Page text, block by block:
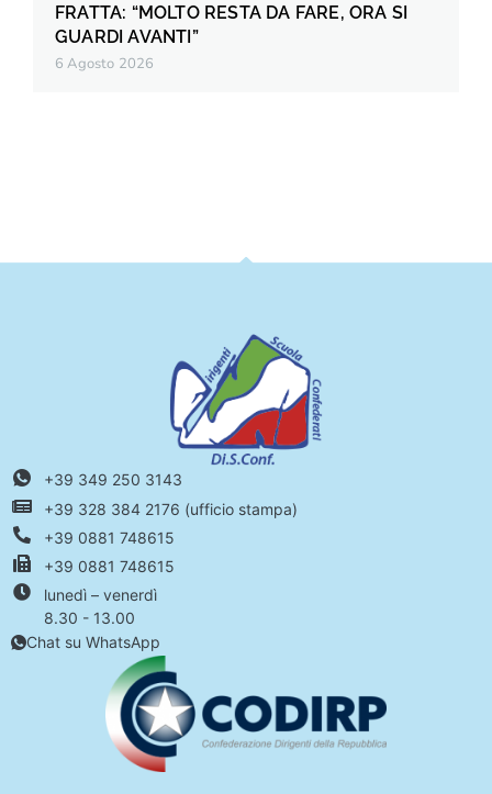
FRATTA: “MOLTO RESTA DA FARE, ORA SI
GUARDI AVANTI”
6 Agosto 2026
+39 349 250 3143
+39 328 384 2176 (ufficio stampa)
+39 0881 748615
+39 0881 748615
lunedì – venerdì
8.30 - 13.00
Chat su WhatsApp